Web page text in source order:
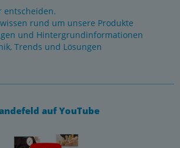
entscheiden.
rund um unsere Produkte
und Hintergrundinformationen
Trends und Lösungen
auf YouTube